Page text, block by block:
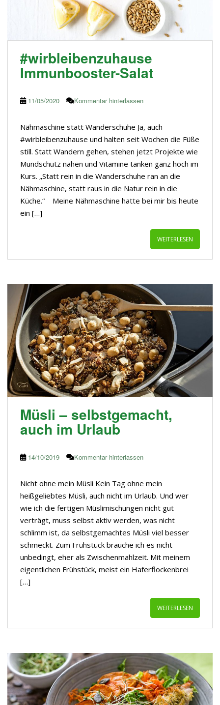
#wirbleibenzuhause
Immunbooster-Salat
11/05/2020 Kommentar hinterlassen
Nähmaschine statt Wanderschuhe Ja, auch
#wirbleibenzuhause und halten seit Wochen die Füße
still. Statt Wandern gehen, stehen jetzt Projekte wie
Mundschutz nähen und Vitamine tanken ganz hoch im
Kurs. „Statt rein in die Wanderschuhe ran an die
Nähmaschine, statt raus in die Natur rein in die
Küche.“ Meine Nähmaschine hatte bei mir bis heute
ein […]
WEITERLESEN
Müsli – selbstgemacht,
auch im Urlaub
14/10/2019 Kommentar hinterlassen
Nicht ohne mein Müsli Kein Tag ohne mein
heißgeliebtes Müsli, auch nicht im Urlaub. Und wer
wie ich die fertigen Müslimischungen nicht gut
verträgt, muss selbst aktiv werden, was nicht
schlimm ist, da selbstgemachtes Müsli viel besser
schmeckt. Zum Frühstück brauche ich es nicht
unbedingt, eher als Zwischenmahlzeit. Mit meinem
eigentlichen Frühstück, meist ein Haferflockenbrei
[…]
WEITERLESEN